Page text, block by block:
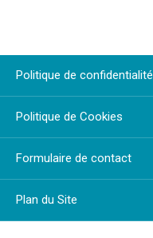
Politique de confidentialité
Politique de Cookies
Formulaire de contact
Plan du Site